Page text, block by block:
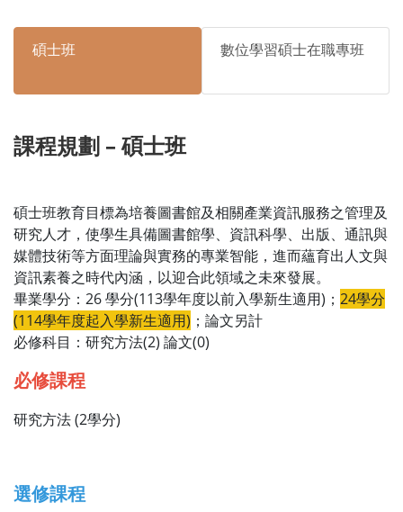
碩士班 數位學習碩士在職專班
課程規劃 – 碩士班
碩士班教育目標為培養圖書館及相關產業資訊服務之管理及
研究人才，使學生具備圖書館學、資訊科學、出版、通訊與
媒體技術等方面理論與實務的專業智能，進而蘊育出人文與
資訊素養之時代內涵，以迎合此領域之未來發展。
畢業學分：26 學分(113學年度以前入學新生適用)； 24學分
(114學年度起入學新生適用) ；論文另計
必修科目：研究方法(2) 論文(0)
必修課程
研究方法 (2學分)
選修課程